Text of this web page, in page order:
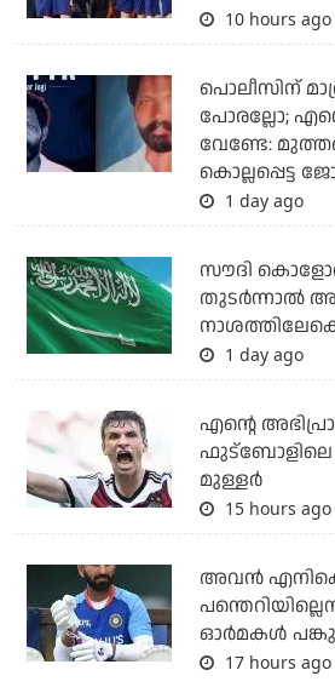
10 hours ago
പൊലീസിന്
പോരല്ലോ;
വേണ്ടേ:
കൊല്ലപ്പെട്ട
1 day ago
സൗദി
തുടര്‍ന്നാല്‍
1 day ago
എന്റെ
ഫുട്‌ബോളിലെ
മുള്ളര്‍
15 hours ago
അവന്‍
ഓര്‍മകള്‍
17 hours ago